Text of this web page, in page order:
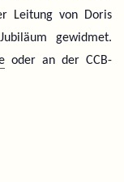
Leitung von Doris
gewidmet.
oder an der CCB-